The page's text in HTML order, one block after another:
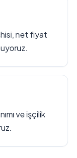
net fiyat
ve işçilik